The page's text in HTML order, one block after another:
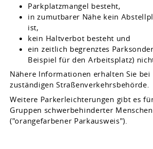
Parkplatzmangel besteht,
in zumutbarer Nähe kein
ist,
kein Haltverbot besteht und
ein zeitlich begrenztes
Beispiel für den Arbeitsplatz)
Nähere Informationen erhalten Sie bei
zuständigen Straßenverkehrsbehörde.
Weitere Parkerleichterungen gibt es
Gruppen schwerbehinderter Menschen
("orangefarbener Parkausweis").